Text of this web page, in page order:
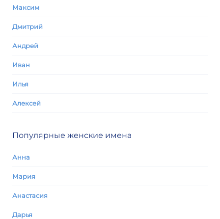
Максим
Дмитрий
Андрей
Иван
Илья
Алексей
Популярные женские имена
Анна
Мария
Анастасия
Дарья